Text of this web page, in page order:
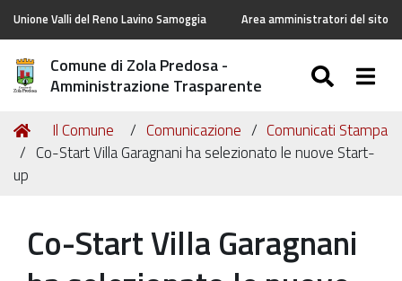
Unione Valli del Reno Lavino Samoggia Area amministratori del sito
Comune di Zola Predosa -
Amministrazione Trasparente
Tu
sei
qui:
Home
Il Comune Comunicazione
Comunicati Stampa
Co-Start Villa Garagnani ha selezionato le nuove Start-
up
Co-Start Villa Garagnani